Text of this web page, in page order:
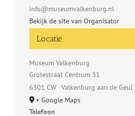
Locatie
Museum Valkenburg
Grotestraat Centrum 31
6301 CW Valkenburg aan de Geul
+ Google Maps
Telefoon
info@museumvalkenburg.nl
Bekijk de site van Organisator